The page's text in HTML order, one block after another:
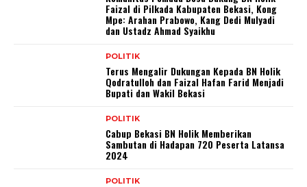
Faizal di Pilkada Kabupaten Bekasi, Kong
Mpe: Arahan Prabowo, Kang Dedi Mulyadi
dan Ustadz Ahmad Syaikhu
POLITIK
Terus Mengalir Dukungan Kepada BN Holik
Qodratulloh dan Faizal Hafan Farid Menjadi
Bupati dan Wakil Bekasi
POLITIK
Cabup Bekasi BN Holik Memberikan
Sambutan di Hadapan 720 Peserta Latansa
2024
POLITIK